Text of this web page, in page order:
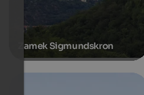
Zamek Sigmundskron